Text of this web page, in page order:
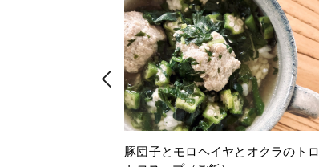
豚団子とモロヘイヤとオクラのトロ